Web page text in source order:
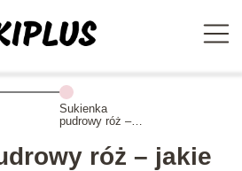
Sukienka
pudrowy róż –
dodatki na
wesele?róż – jakie